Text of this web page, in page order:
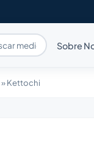
Sobre
»Kettochi